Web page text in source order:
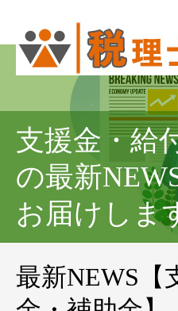
支援金・給
の最新
お届けしま
最新NEWS【